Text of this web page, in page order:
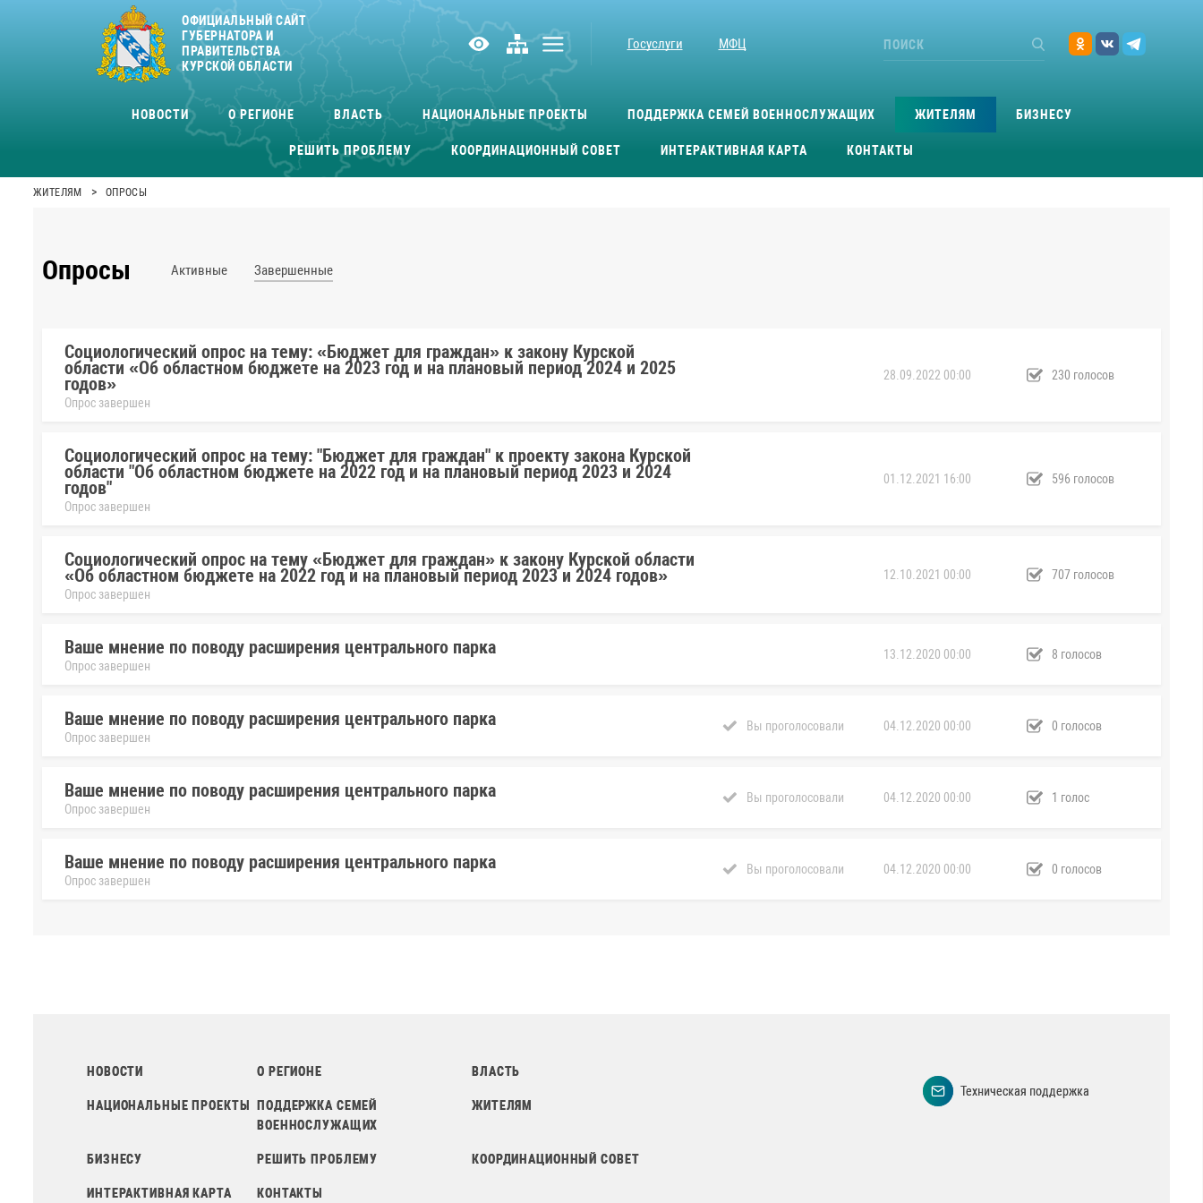
ОФИЦИАЛЬНЫЙ САЙТ
ГУБЕРНАТОРА И
ПРАВИТЕЛЬСТВА
КУРСКОЙ ОБЛАСТИ
Госуслуги МФЦ
НОВОСТИ О РЕГИОНЕ ВЛАСТЬ НАЦИОНАЛЬНЫЕ ПРОЕКТЫ ПОДДЕРЖКА СЕМЕЙ ВОЕННОСЛУЖАЩИХ ЖИТЕЛЯМ БИЗНЕСУ
РЕШИТЬ ПРОБЛЕМУ КООРДИНАЦИОННЫЙ СОВЕТ ИНТЕРАКТИВНАЯ КАРТА КОНТАКТЫ
ЖИТЕЛЯМ > ОПРОСЫ
Опросы Активные Завершенные
Социологический опрос на тему: «Бюджет для граждан» к закону Курской
области «Об областном бюджете на 2023 год и на плановый период 2024 и 2025
годов»
Опрос завершен
28.09.2022 00:00 230 голосов
Социологический опрос на тему: "Бюджет для граждан" к проекту закона Курской
области "Об областном бюджете на 2022 год и на плановый период 2023 и 2024
годов"
Опрос завершен
01.12.2021 16:00 596 голосов
Социологический опрос на тему «Бюджет для граждан» к закону Курской области
«Об областном бюджете на 2022 год и на плановый период 2023 и 2024 годов»
Опрос завершен
12.10.2021 00:00 707 голосов
Ваше мнение по поводу расширения центрального парка
Опрос завершен
13.12.2020 00:00 8 голосов
Ваше мнение по поводу расширения центрального парка
Опрос завершен
Вы проголосовали 04.12.2020 00:00 0 голосов
Ваше мнение по поводу расширения центрального парка
Опрос завершен
Вы проголосовали 04.12.2020 00:00 1 голос
Ваше мнение по поводу расширения центрального парка
Опрос завершен
Вы проголосовали 04.12.2020 00:00 0 голосов
НОВОСТИ О РЕГИОНЕ ВЛАСТЬ
НАЦИОНАЛЬНЫЕ ПРОЕКТЫ
ПОДДЕРЖКА СЕМЕЙ
ВОЕННОСЛУЖАЩИХ
ЖИТЕЛЯМ
БИЗНЕСУ РЕШИТЬ ПРОБЛЕМУ КООРДИНАЦИОННЫЙ СОВЕТ
ИНТЕРАКТИВНАЯ КАРТА КОНТАКТЫ
Техническая поддержка